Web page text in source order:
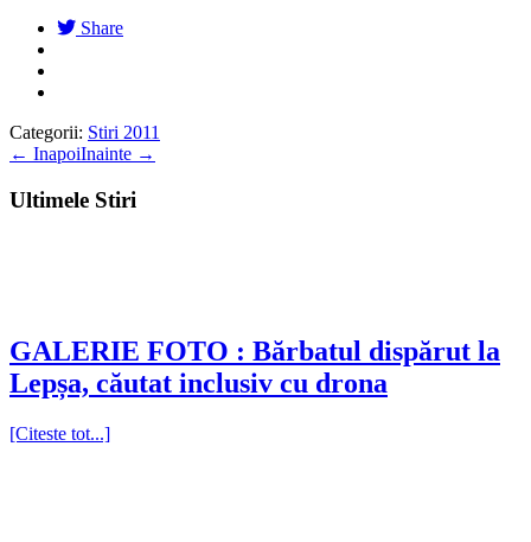
Share
Categorii: Stiri 2011
← InapoiInainte →
Ultimele Stiri
GALERIE FOTO : Bărbatul dispărut la
Lepșa, căutat inclusiv cu drona
[Citeste tot...]